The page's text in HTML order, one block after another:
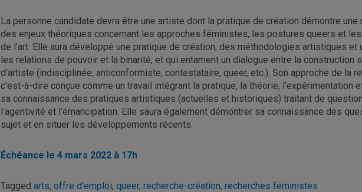
La personne candidate devra être une artiste dont la pratique de création démontre
des enjeux théoriques concernant les approches féministes, les postures queers et
de l’art. Elle aura développé une pratique de création, des méthodologies artistiques
les relations de pouvoir et la binarité, et qui entament un dialogue entre la construction
d’artiste (indisciplinée, anticonformiste, contestataire, queer, etc.). Son approche de la
c’est-à-dire conçue comme un travail intégrant la pratique, la théorie, l’expérimentation
sa connaissance des pratiques artistiques (actuelles et historiques) traitant de
l’agentivité et l’émancipation. Elle saura également démontrer sa connaissance des
sujet et en situer les développements récents.
Échéance le 4 mars 2022 à 17h
Tagged arts, offre d'emploi, queer, recherche-création, recherches féministes